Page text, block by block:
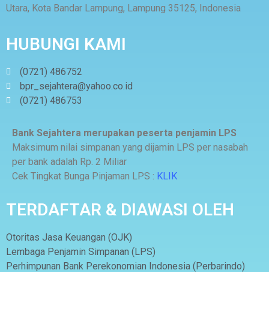
Utara, Kota Bandar Lampung, Lampung 35125, Indonesia
HUBUNGI KAMI
(0721) 486752
bpr_sejahtera@yahoo.co.id
(0721) 486753
Bank Sejahtera merupakan peserta penjamin LPS
Maksimum nilai simpanan yang dijamin LPS per nasabah
per bank adalah Rp. 2 Miliar
Cek Tingkat Bunga Pinjaman LPS : KLIK
TERDAFTAR & DIAWASI OLEH
Otoritas Jasa Keuangan (OJK)
Lembaga Penjamin Simpanan (LPS)
Perhimpunan Bank Perekonomian Indonesia (Perbarindo)